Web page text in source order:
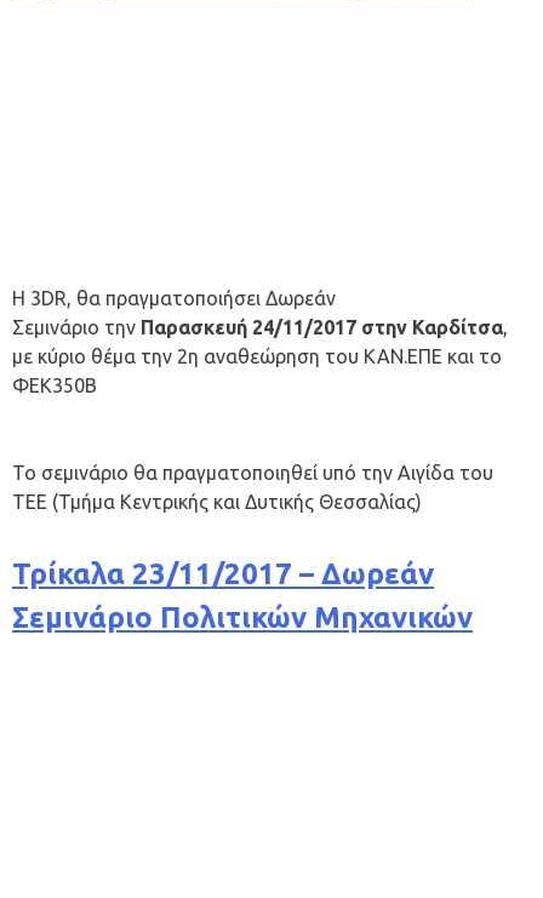
Η 3DR, θα πραγματοποιήσει Δωρεάν
Σεμινάριο την Παρασκευή 24/11/2017 στην Καρδίτσα,
με κύριο θέμα την 2η αναθεώρηση του ΚΑΝ.ΕΠΕ και το
ΦΕΚ350Β
Το σεμινάριο θα πραγματοποιηθεί υπό την Αιγίδα του
ΤΕΕ (Τμήμα Κεντρικής και Δυτικής Θεσσαλίας)
Τρίκαλα 23/11/2017 – Δωρεάν
Σεμινάριο Πολιτικών Μηχανικών